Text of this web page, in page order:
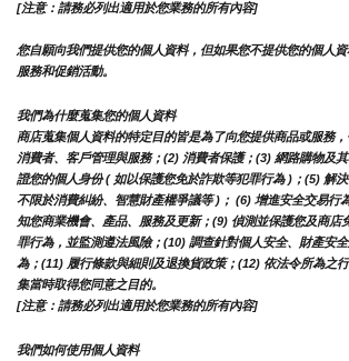
[注意：請務必列出適用於您業務的所有內容]
您自願向我們提供您的個人資料，但如果您不提供您的個人
服務和促銷活動。
我們為什麼蒐集您的個人資料
商店蒐集個人資料的特定目的皆是為了向您提供商品或服務
消費者、客戶管理與服務；(2) 消費者保護；(3) 網路購物及
證您的個人身份 ( 如以保護您免於詐欺等犯罪行為 )；(5) 解
不限於消費糾紛、智慧財產權爭議等 )； (6) 增進安全交易行
知您商業機會、產品、服務及更新；(9) 偵測並保護您及商店
罪行為，並監測遵法風險；(10) 調查針對個人安全、財產安
為；(11) 履行條款與細則及退換貨政策；(12) 依法令所為之
集當時取得您同意之目的。
[注意：請務必列出適用於您業務的所有內容]
我們如何使用個人資料